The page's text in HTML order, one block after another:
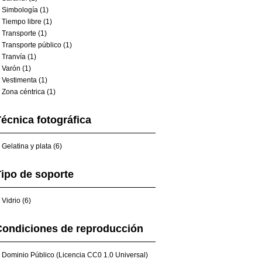
Simbología (1)
Tiempo libre (1)
Transporte (1)
Transporte público (1)
Tranvía (1)
Varón (1)
Vestimenta (1)
Zona céntrica (1)
fotográfica
Gelatina y plata (6)
de soporte
Vidrio (6)
de reproducción
Dominio Público (Licencia CC0 1.0 Universal)